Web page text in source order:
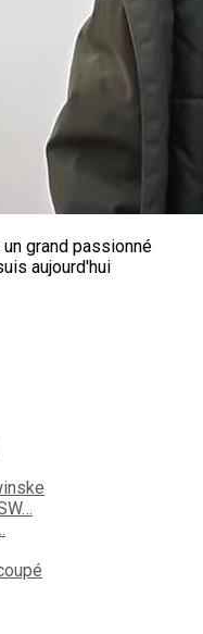
grand passionné
aujourd'hui